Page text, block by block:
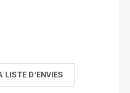
LISTE D'ENVIES